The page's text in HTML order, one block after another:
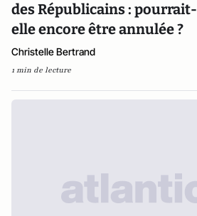
des Républicains : pourrait-
elle encore être annulée ?
Christelle Bertrand
1 min de lecture